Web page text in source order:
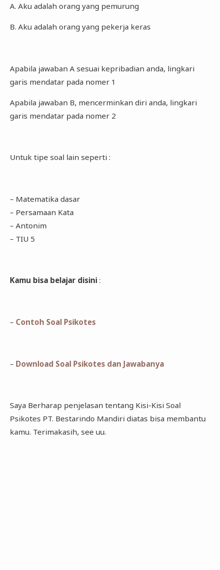
A. Aku adalah orang yang pemurung
B. Aku adalah orang yang pekerja keras
Apabila jawaban A sesuai kepribadian anda, lingkari
garis mendatar pada nomer 1
Apabila jawaban B, mencerminkan diri anda, lingkari
garis mendatar pada nomer 2
Untuk tipe soal lain seperti :
– Matematika dasar
– Persamaan Kata
– Antonim
– TIU 5
Kamu bisa belajar disini:
– Contoh Soal Psikotes
– Download Soal Psikotes dan Jawabanya
Saya Berharap penjelasan tentang Kisi-Kisi Soal
Psikotes PT. Bestarindo Mandiri diatas bisa membantu
kamu. Terimakasih, see uu.